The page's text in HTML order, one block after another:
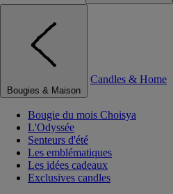
Bougies & Maison
Candles & Home
Bougie du mois Choisya
L'Odyssée
Senteurs d'été
Les emblématiques
Les idées cadeaux
Exclusives candles